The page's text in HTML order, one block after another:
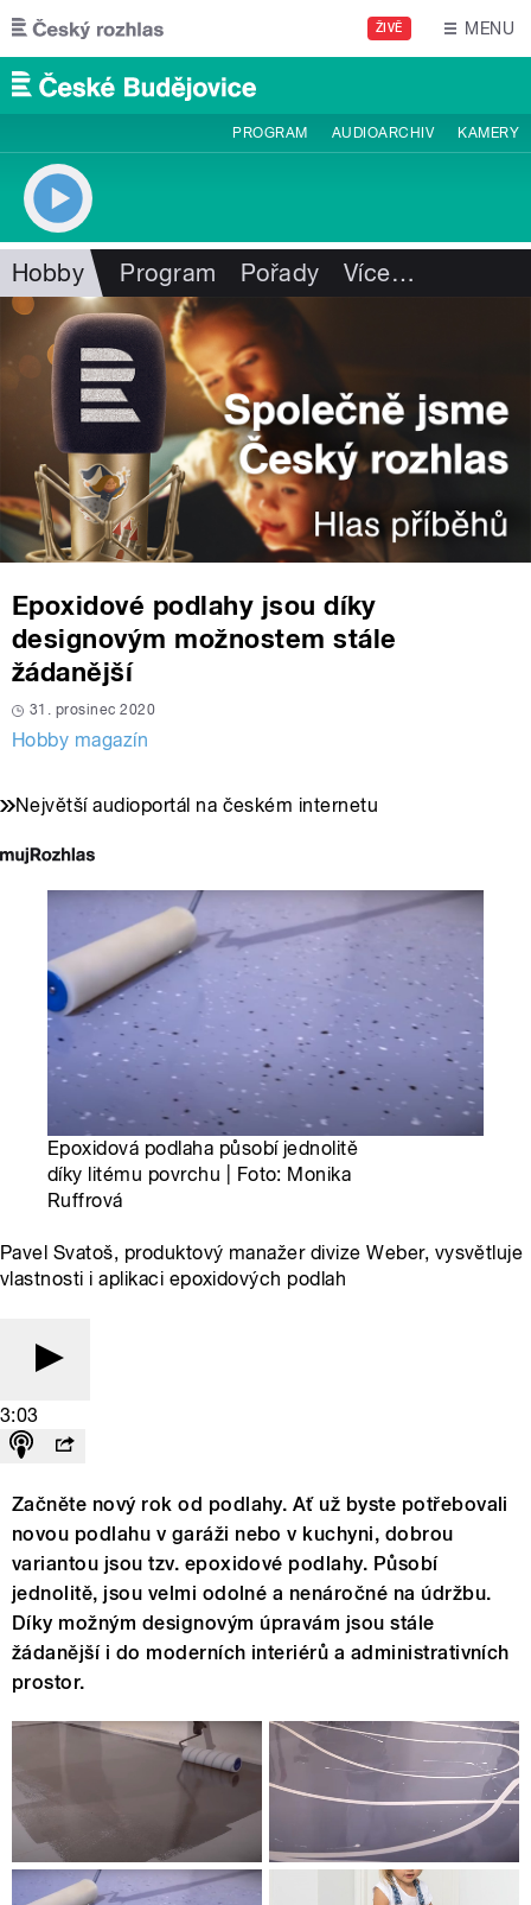
Přejít k hlavnímu obsahu
ŽIVĚ MENU
PROGRAM AUDIOARCHIV KAMERY
Hobby Program Pořady Více…
Epoxidové podlahy jsou díky
designovým možnostem stále
žádanější
31. prosinec 2020
Hobby magazín
Největší audioportál na českém internetu
Epoxidová podlaha působí jednolitě
díky litému povrchu | Foto: Monika
Ruffrová
Pavel Svatoš, produktový manažer divize Weber, vysvětluje
vlastnosti i aplikaci epoxidových podlah
3:03
Začněte nový rok od podlahy. Ať už byste potřebovali
novou podlahu v garáži nebo v kuchyni, dobrou
variantou jsou tzv. epoxidové podlahy. Působí
jednolitě, jsou velmi odolné a nenáročné na údržbu.
Díky možným designovým úpravám jsou stále
žádanější i do moderních interiérů a administrativních
prostor.